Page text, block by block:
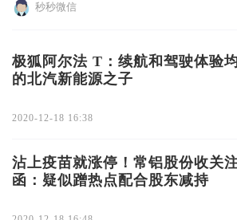
秒秒微信
极狐阿尔法 T：续航和驾驶体验
的北汽新能源之子
2020-12-18 16:38
沾上疫苗就涨停！常铝股份收关
函：疑似蹭热点配合股东减持